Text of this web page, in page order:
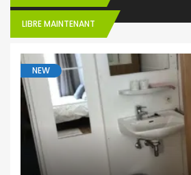
LIBRE MAINTENANT
NEW